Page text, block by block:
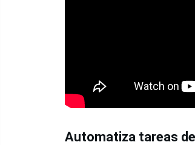
Automatiza tareas